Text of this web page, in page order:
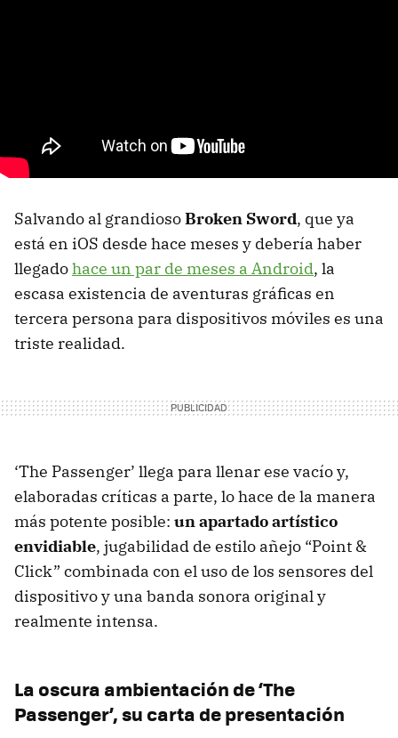
Salvando al grandiosoBroken Sword, que ya
está en iOS desde hace meses y debería haber
llegadohace un par de meses a Android, la
escasa existencia de aventuras gráficas en
tercera persona para dispositivos móviles es una
triste realidad.
‘The Passenger’ llega para llenar ese vacío y,
elaboradas críticas a parte, lo hace de la manera
más potente posible: un apartado artístico
envidiable, jugabilidad de estilo añejo “Point &
Click” combinada con el uso de los sensores del
dispositivo y una banda sonora original y
realmente intensa.
La oscura ambientación de ‘The
Passenger’, su carta de presentación